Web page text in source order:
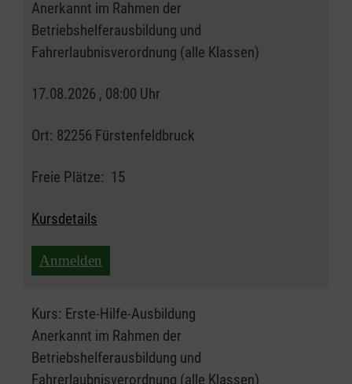
Anerkannt im Rahmen der
Betriebshelferausbildung und
Fahrerlaubnisverordnung (alle Klassen)
17.08.2026 , 08:00 Uhr
Ort: 82256 Fürstenfeldbruck
Freie Plätze: 15
Kursdetails
Anmelden
Kurs: Erste-Hilfe-Ausbildung
Anerkannt im Rahmen der
Betriebshelferausbildung und
Fahrerlaubnisverordnung (alle Klassen)